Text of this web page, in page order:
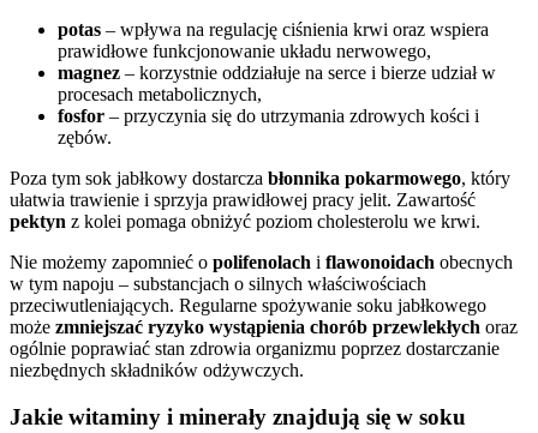
potas – wpływa na regulację ciśnienia krwi oraz wspiera
prawidłowe funkcjonowanie układu nerwowego,
magnez – korzystnie oddziałuje na serce i bierze udział w
procesach metabolicznych,
fosfor – przyczynia się do utrzymania zdrowych kości i
zębów.
Poza tym sok jabłkowy dostarcza błonnika pokarmowego, który
ułatwia trawienie i sprzyja prawidłowej pracy jelit. Zawartość
pektyn z kolei pomaga obniżyć poziom cholesterolu we krwi.
Nie możemy zapomnieć o polifenolach i flawonoidach obecnych
w tym napoju – substancjach o silnych właściwościach
przeciwutleniających. Regularne spożywanie soku jabłkowego
może zmniejszać ryzyko wystąpienia chorób przewlekłych oraz
ogólnie poprawiać stan zdrowia organizmu poprzez dostarczanie
niezbędnych składników odżywczych.
Jakie witaminy i minerały znajdują się w soku